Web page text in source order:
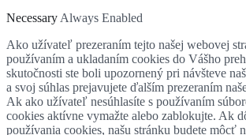
Necessary Always Enabled
Ako užívateľ prezeraním tejto našej webovej
používaním a ukladaním cookies do Vášho
skutočnosti ste boli upozornený pri návšteve
a svoj súhlas prejavujete ďalším prezeraním
Ak ako užívateľ nesúhlasíte s používaním
cookies aktívne vymažte alebo zablokujte. Ak
používania cookies, našu stránku budete môcť